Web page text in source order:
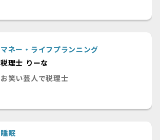
マネー・ライフプランニング
税理士 りーな
お笑い芸人で税理士
睡眠